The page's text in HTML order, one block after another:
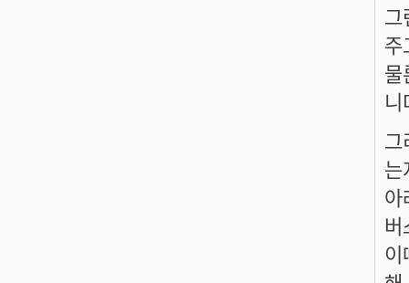
그
주
그
는
아